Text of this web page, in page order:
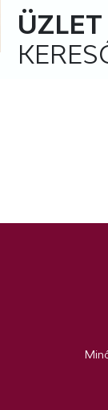
ÜZLET